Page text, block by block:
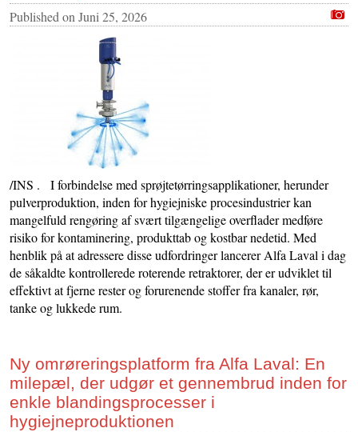
Published on Juni 25, 2026
/INS . I forbindelse med sprøjtetørringsapplikationer, herunder
pulverproduktion, inden for hygiejniske procesindustrier kan
mangelfuld rengøring af svært tilgængelige overflader medføre
risiko for kontaminering, produkttab og kostbar nedetid. Med
henblik på at adressere disse udfordringer lancerer Alfa Laval i dag
de såkaldte kontrollerede roterende retraktorer, der er udviklet til
effektivt at fjerne rester og forurenende stoffer fra kanaler, rør,
tanke og lukkede rum.
Ny omrøreringsplatform fra Alfa Laval: En
milepæl, der udgør et gennembrud inden for
enkle blandingsprocesser i
hygiejneproduktionen